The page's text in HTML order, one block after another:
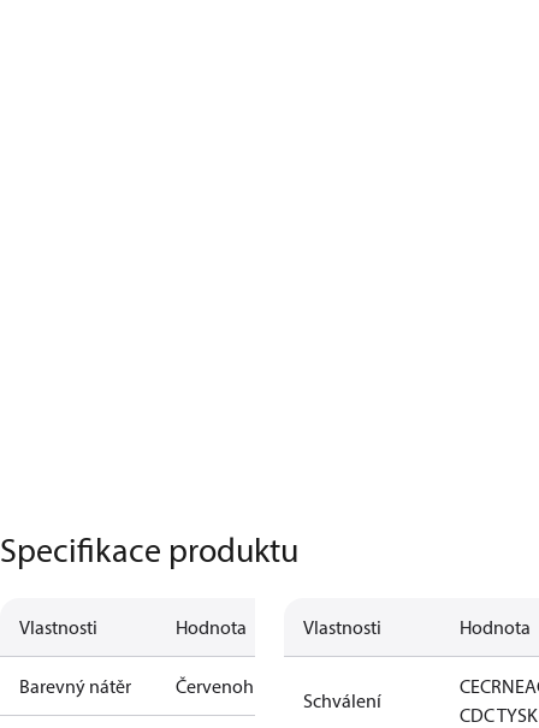
Specifikace produktu
Vlastnosti Hodnota
Barevný nátěr Červenohnědá
Vlastnosti Hodnota
Schválení
CECRN
CDC TYSK